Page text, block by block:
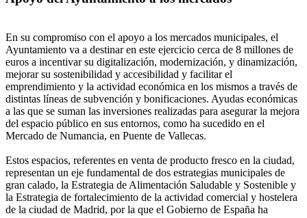
En su compromiso con el apoyo a los mercados municipales, el
Ayuntamiento va a destinar en este ejercicio cerca de 8 millones de
euros a incentivar su digitalización, modernización, y dinamización,
mejorar su sostenibilidad y accesibilidad y facilitar el
emprendimiento y la actividad económica en los mismos a través de
distintas líneas de subvención y bonificaciones. Ayudas económicas
a las que se suman las inversiones realizadas para asegurar la mejora
del espacio público en sus entornos, como ha sucedido en el
Mercado de Numancia, en Puente de Vallecas.
Estos espacios, referentes en venta de producto fresco en la ciudad,
representan un eje fundamental de dos estrategias municipales de
gran calado, la Estrategia de Alimentación Saludable y Sostenible y
la Estrategia de fortalecimiento de la actividad comercial y hostelera
de la ciudad de Madrid, por la que el Gobierno de España ha